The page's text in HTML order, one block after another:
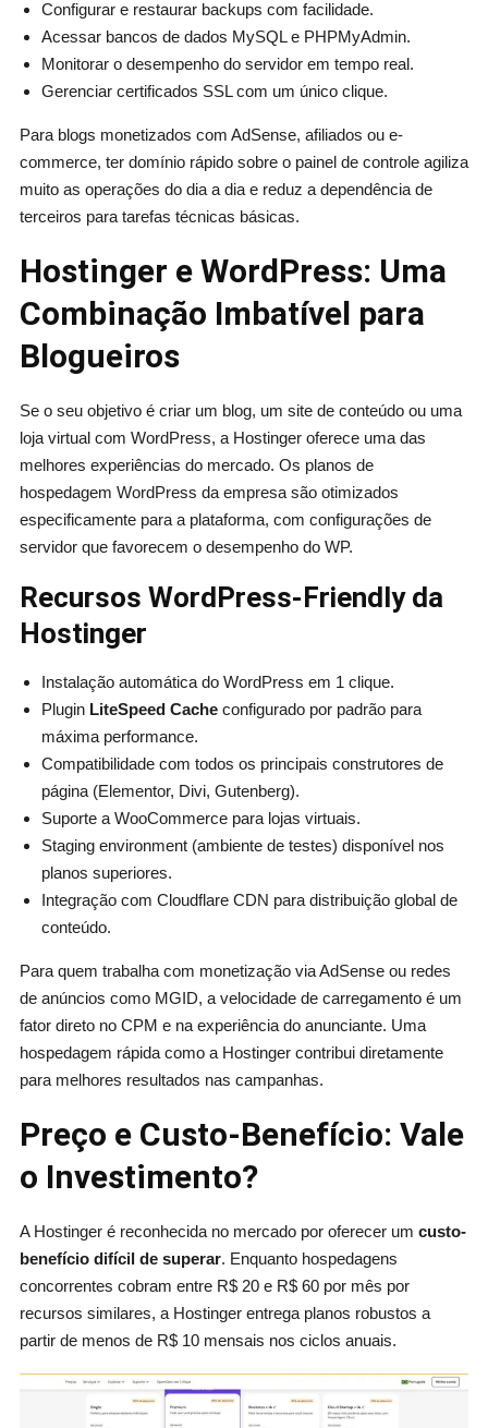
Configurar e restaurar backups com facilidade.
Acessar bancos de dados MySQL e PHPMyAdmin.
Monitorar o desempenho do servidor em tempo real.
Gerenciar certificados SSL com um único clique.
Para blogs monetizados com AdSense, afiliados ou e-
commerce, ter domínio rápido sobre o painel de controle agiliza
muito as operações do dia a dia e reduz a dependência de
terceiros para tarefas técnicas básicas.
Hostinger e WordPress: Uma
Combinação Imbatível para
Blogueiros
Se o seu objetivo é criar um blog, um site de conteúdo ou uma
loja virtual com WordPress, a Hostinger oferece uma das
melhores experiências do mercado. Os planos de
hospedagem WordPress da empresa são otimizados
especificamente para a plataforma, com configurações de
servidor que favorecem o desempenho do WP.
Recursos WordPress-Friendly da
Hostinger
Instalação automática do WordPress em 1 clique.
Plugin LiteSpeed Cacheconfigurado por padrão para
máxima performance.
Compatibilidade com todos os principais construtores de
página (Elementor, Divi, Gutenberg).
Suporte a WooCommerce para lojas virtuais.
Staging environment (ambiente de testes) disponível nos
planos superiores.
Integração com Cloudflare CDN para distribuição global de
conteúdo.
Para quem trabalha com monetização via AdSense ou redes
de anúncios como MGID, a velocidade de carregamento é um
fator direto no CPM e na experiência do anunciante. Uma
hospedagem rápida como a Hostinger contribui diretamente
para melhores resultados nas campanhas.
Preço e Custo-Benefício: Vale
o Investimento?
A Hostinger é reconhecida no mercado por oferecer um custo-
benefício difícil de superar. Enquanto hospedagens
concorrentes cobram entre R$ 20 e R$ 60 por mês por
recursos similares, a Hostinger entrega planos robustos a
partir de menos de R$ 10 mensais nos ciclos anuais.